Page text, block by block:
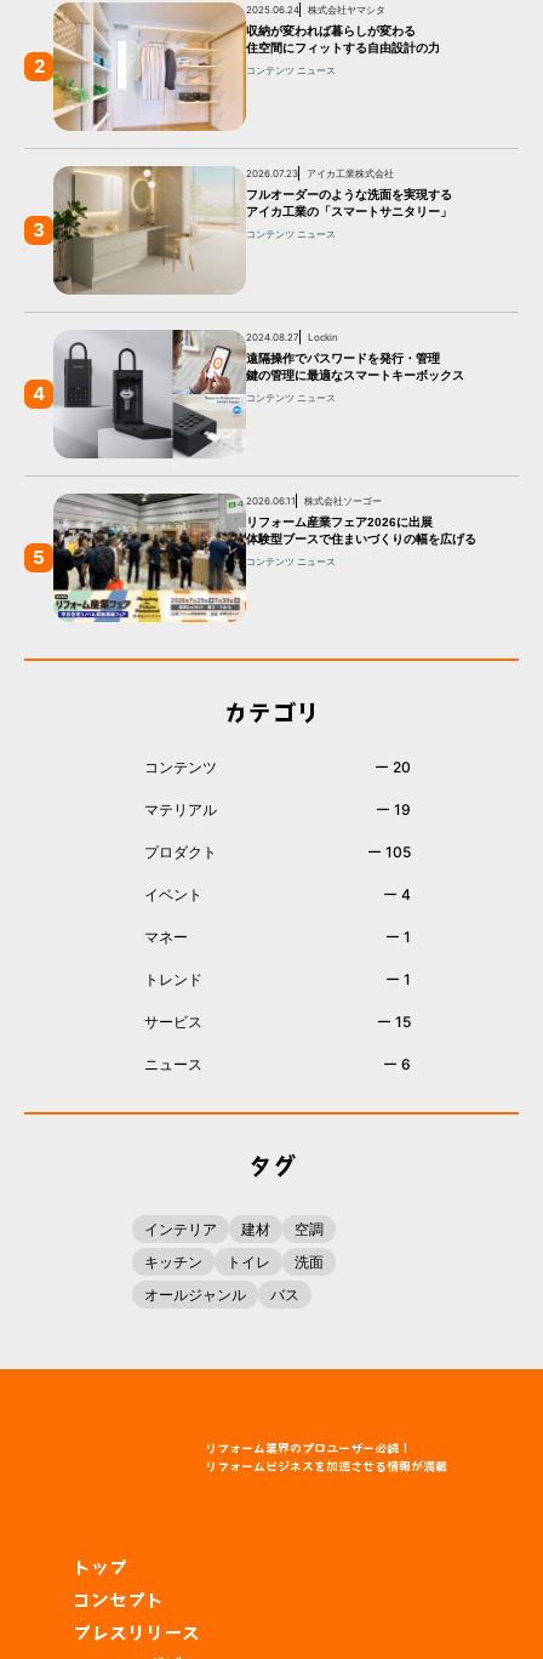
2
2025.06.24 株式会社ヤマシタ
収納が変われば暮らしが変わる
住空間にフィットする自由設計の力
コンテンツ ニュース
3
2026.07.23 アイカ工業株式会社
フルオーダーのような洗面を実現する
アイカ工業の「スマートサニタリー」
コンテンツ ニュース
4
2024.08.27 Lockin
遠隔操作でパスワードを発行・管理
鍵の管理に最適なスマートキーボックス
コンテンツ ニュース
5
2026.06.11 株式会社ソーゴー
リフォーム産業フェア2026に出展
体験型ブースで住まいづくりの幅を広げる
コンテンツ ニュース
カテゴリ
コンテンツ ー 20
マテリアル ー 19
プロダクト ー 105
イベント ー 4
マネー ー 1
トレンド ー 1
サービス ー 15
ニュース ー 6
タグ
インテリア 建材
空調
キッチン
トイレ
洗面
オールジャンル
バス
リフォーム業界のプロユーザー必読！
リフォームビジネスを加速させる情報が満載
トップ
コンセプト
プレスリリース